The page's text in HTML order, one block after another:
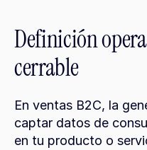
Definición
cerrable
En ventas B2C, la
captar datos de
en tu producto o